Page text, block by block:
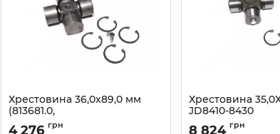
Хрестовина 36,0x89,0 мм
(813681.0,
36.00.00,82083689,AH234343,
4 276 грн
Хрестовина
JD8410-8430
8 824 грн